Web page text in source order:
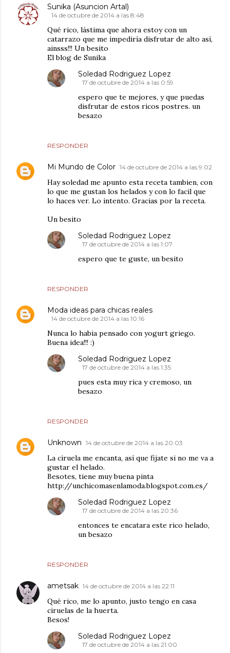
Sunika (Asuncion Artal)
14 de octubre de 2014 a las 8:48
Qué rico, lástima que ahora estoy con un
catarrazo que me impediría disfrutar de alto así,
ainsss!!! Un besito
El blog de Sunika
RESPONDER
Soledad Rodriguez Lopez
17 de octubre de 2014 a las 0:59
espero que te mejores, y que puedas
disfrutar de estos ricos postres. un
besazo
Mi Mundo de Color 14 de octubre de 2014 a las 9:02
Hay soledad me apunto esta receta tambien, con
lo que me gustan los helados y con lo facil que
lo haces ver. Lo intento. Gracias por la receta.
Un besito
RESPONDER
Soledad Rodriguez Lopez
17 de octubre de 2014 a las 1:07
espero que te guste, un besito
Moda ideas para chicas reales
14 de octubre de 2014 a las 10:16
Nunca lo habia pensado con yogurt griego.
Buena idea!!! :)
RESPONDER
Soledad Rodriguez Lopez
17 de octubre de 2014 a las 1:35
pues esta muy rica y cremoso, un
besazo
Unknown 14 de octubre de 2014 a las 20:03
La ciruela me encanta, así que fijate si no me va a
gustar el helado.
Besotes, tiene muy buena pinta
http://unchicomasenlamoda.blogspot.com.es/
RESPONDER
Soledad Rodriguez Lopez
17 de octubre de 2014 a las 20:36
entonces te encatara este rico helado,
un besazo
ametsak 14 de octubre de 2014 a las 22:11
Qué rico, me lo apunto, justo tengo en casa
ciruelas de la huerta.
Besos!
Soledad Rodriguez Lopez
17 de octubre de 2014 a las 21:00